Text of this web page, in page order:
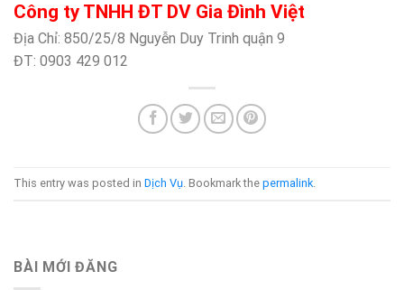
Công ty TNHH ĐT DV Gia Đình Việt
Địa Chỉ: 850/25/8 Nguyễn Duy Trinh quận 9
ĐT: 0903 429 012
This entry was posted in Dịch Vụ . Bookmark the permalink
BÀI MỚI ĐĂNG